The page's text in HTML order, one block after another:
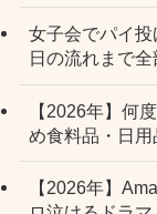
女子会でパイ
日の流れまで全
【2026年】何
め食料品・日
【2026年】